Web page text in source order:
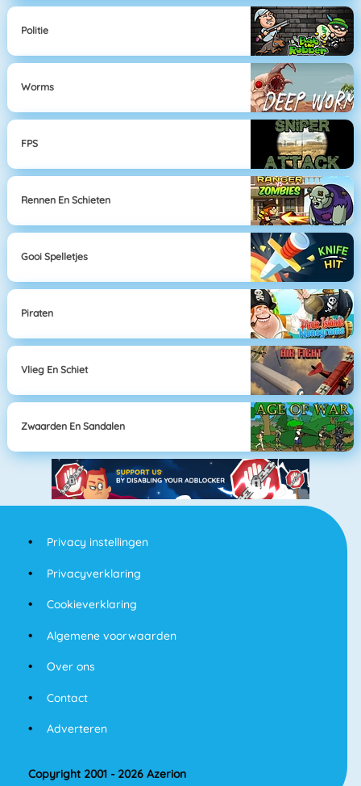
Politie
Worms
FPS
Rennen En Schieten
Gooi Spelletjes
Piraten
Vlieg En Schiet
Zwaarden En Sandalen
Privacy instellingen
Privacyverklaring
Cookieverklaring
Algemene voorwaarden
Over ons
Contact
Adverteren
Copyright 2001 - 2026 Azerion